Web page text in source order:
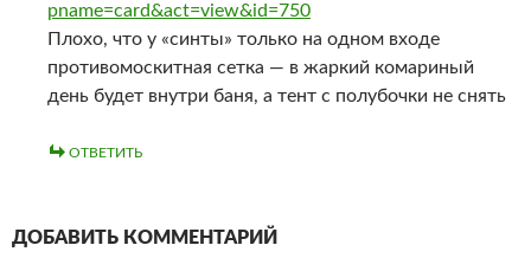
pname=card&act=view&id=750
Плохо, что у «синты» только на одном входе
противомоскитная сетка — в жаркий комариный
день будет внутри баня, а тент с полубочки не снять
ОТВЕТИТЬ
ДОБАВИТЬ КОММЕНТАРИЙ